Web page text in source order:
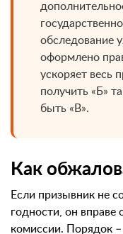
обследование
оформлено
ускоряет весь
получить «Б»
быть «В».
Как
Если призывник не
годности, он
комиссии. Порядок